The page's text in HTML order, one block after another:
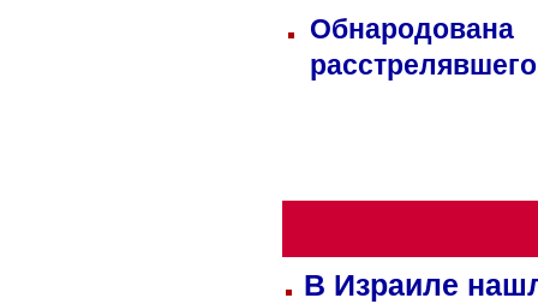
В Израиле